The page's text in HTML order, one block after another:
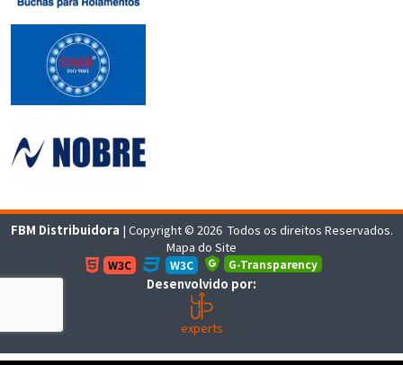
FBM Distribuidora | Copyright © 2026 Todos os direitos Reservados.
Mapa do Site
W3C W3C G-Transparency
Desenvolvido por:
experts